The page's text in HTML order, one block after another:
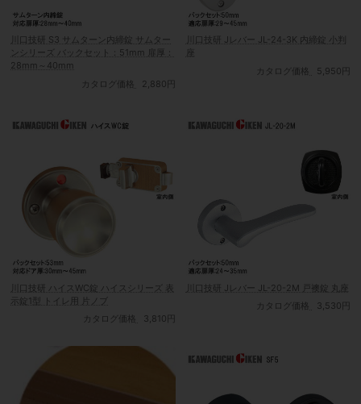
川口技研 S3 サムターン内締錠 サムター
ンシリーズ バックセット：51mm 扉厚：
28mm～40mm
カタログ価格
2,880円
川口技研 Jレバー JL-24-3K 内締錠 小判
座
カタログ価格
5,950円
川口技研 ハイスWC錠 ハイスシリーズ 表
示錠1型 トイレ用 片ノブ
カタログ価格
3,810円
川口技研 Jレバー JL-20-2M 戸襖錠 丸座
カタログ価格
3,530円